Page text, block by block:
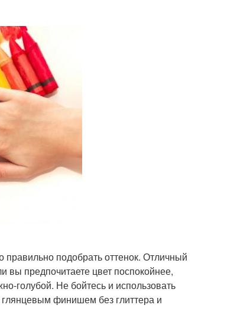
подобрать оттенок. Отличный
вы предпочитаете цвет поспокойнее,
голубой. Не бойтесь и использовать
финишем без глиттера и